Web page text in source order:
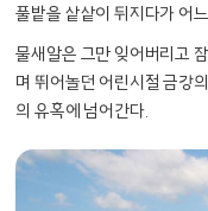
풀밭을 샅샅이 뒤지다가 어
물새알은 그만 잊어버리고
며 뛰어놀던 어린시절 금강
의 유혹에 넘어간다.